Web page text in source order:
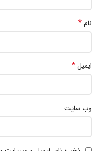
نام*
ایمیل*
وب‌ سایت